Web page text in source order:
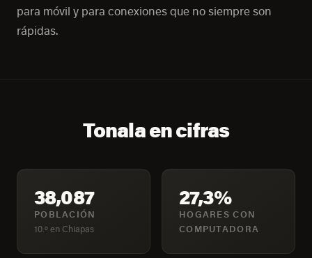
para móvil y para conexiones que no siempre son
rápidas.
Tonala en cifras
38,087
POBLACIÓN
10.º en Chiapas
27,3%
HOGARES CON
COMPUTADORA